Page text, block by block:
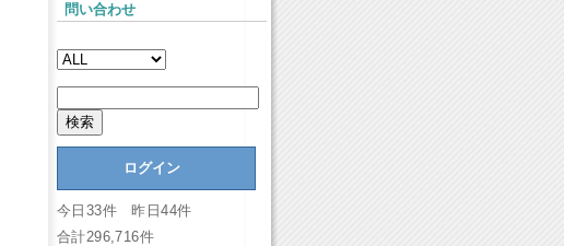
問い合わせ
ログイン
今日33件 昨日44件
合計296,716件